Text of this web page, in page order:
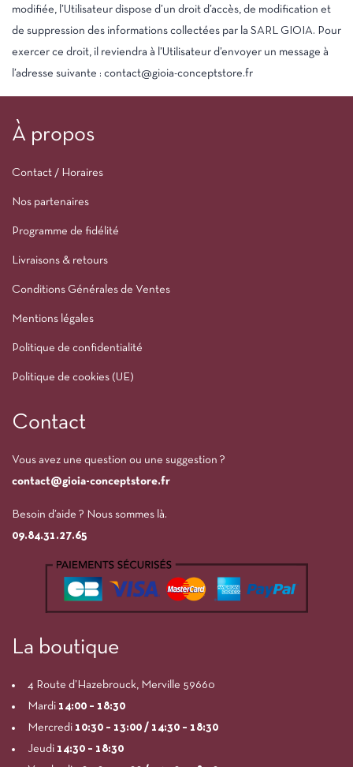
modifiée, l’Utilisateur dispose d’un droit d’accès, de modification et
de suppression des informations collectées par la SARL GIOIA. Pour
exercer ce droit, il reviendra à l’Utilisateur d’envoyer un message à
l’adresse suivante : contact@gioia-conceptstore.fr
À propos
Contact / Horaires
Nos partenaires
Programme de fidélité
Livraisons & retours
Conditions Générales de Ventes
Mentions légales
Politique de confidentialité
Politique de cookies (UE)
Contact
Vous avez une question ou une suggestion ?
contact@gioia-conceptstore.fr
Besoin d’aide ? Nous sommes là.
09.84.31.27.65
La boutique
4 Route d’Hazebrouck, Merville 59660
Mardi 14:00 – 18:30
Mercredi 10:30 – 13:00 / 14:30 – 18:30
Jeudi 14:30 – 18:30